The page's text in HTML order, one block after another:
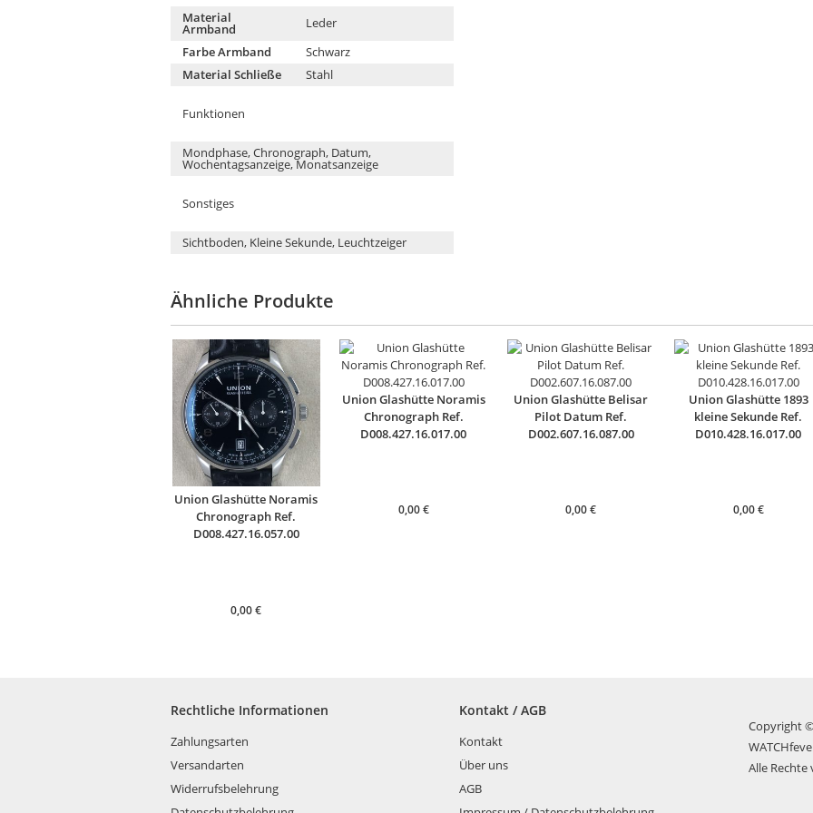
Material
Armband
Leder
Farbe Armband
Schwarz
Material Schließe
Stahl
Funktionen
Mondphase, Chronograph, Datum,
Wochentagsanzeige, Monatsanzeige
Sonstiges
Sichtboden, Kleine Sekunde, Leuchtzeiger
Ähnliche Produkte
Union Glashütte Noramis
Chronograph Ref.
D008.427.16.057.00
0,00€
Union Glashütte Noramis
Chronograph Ref.
D008.427.16.017.00
0,00€
Union Glashütte Belisar
Pilot Datum Ref.
D002.607.16.087.00
0,00€
Union Glashütte 1893
kleine Sekunde Ref.
D010.428.16.017.00
0,00€
Rechtliche Informationen
Zahlungsarten
Versandarten
Widerrufsbelehrung
Kontakt / AGB
Kontakt
Über uns
AGB
Copyright
Alle